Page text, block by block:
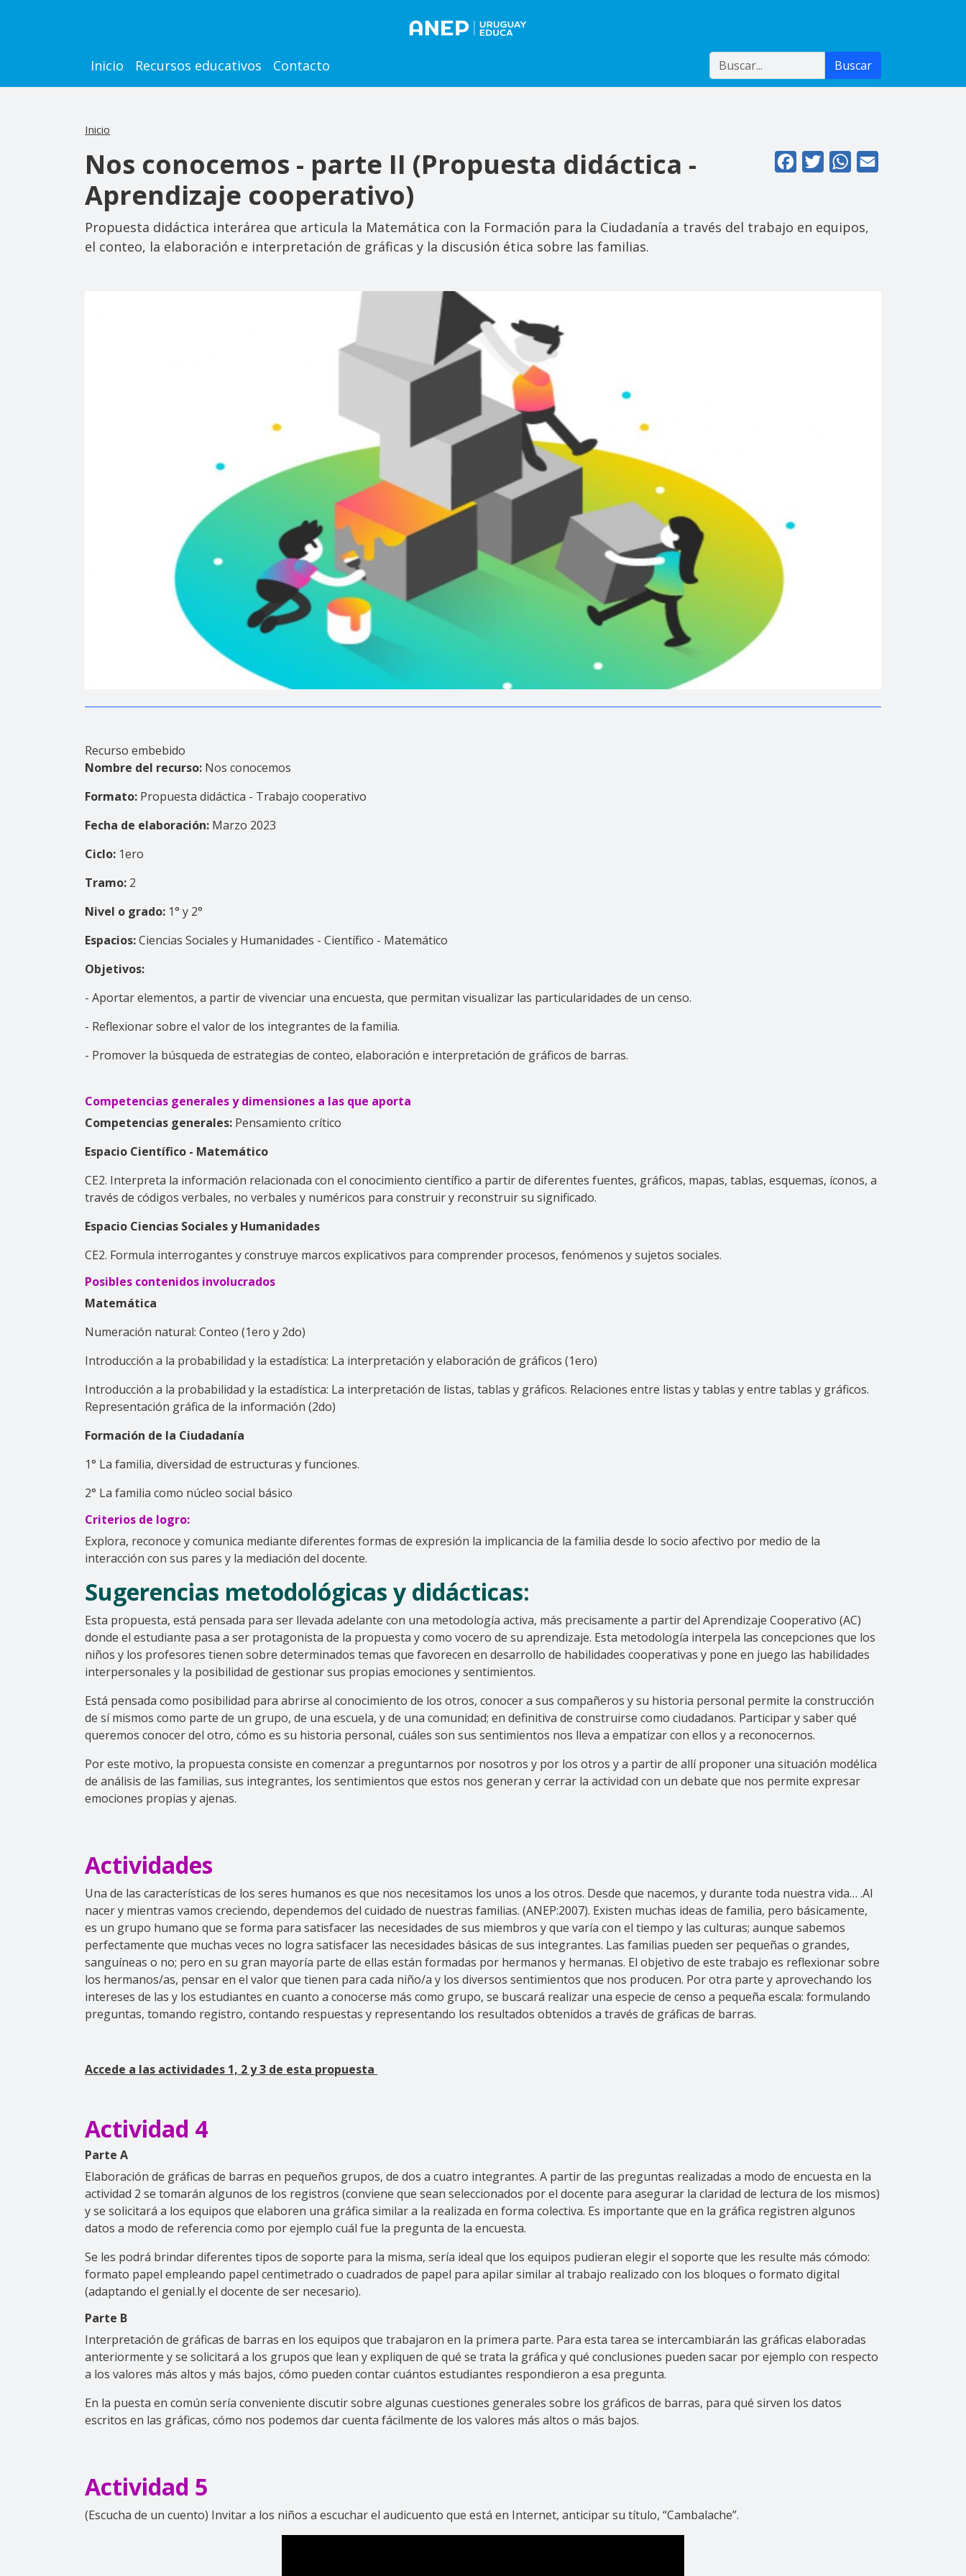
Main navigation
Inicio Recursos educativos Contacto Buscar Buscar
Inicio
FacebookTwitterWhatsApp
Nos conocemos - parte II (Propuesta didáctica -
Aprendizaje cooperativo)
Propuesta didáctica interárea que articula la Matemática con la Formación para la Ciudadanía a través del trabajo en equipos,
el conteo, la elaboración e interpretación de gráficas y la discusión ética sobre las familias.
Recurso embebido
Nombre del recurso: Nos conocemos
Formato: Propuesta didáctica - Trabajo cooperativo
Fecha de elaboración: Marzo 2023
Ciclo: 1ero
Tramo: 2
Nivel o grado: 1° y 2°
Espacios:Ciencias Sociales y Humanidades - Científico - Matemático
Objetivos:
- Aportar elementos, a partir de vivenciar una encuesta, que permitan visualizar las particularidades de un censo.
- Reflexionar sobre el valor de los integrantes de la familia.
- Promover la búsqueda de estrategias de conteo, elaboración e interpretación de gráficos de barras.
Competencias generales y dimensiones a las que aporta
Competencias generales: Pensamiento crítico
Espacio Científico - Matemático
CE2. Interpreta la información relacionada con el conocimiento científico a partir de diferentes fuentes, gráficos, mapas, tablas, esquemas, íconos, a
través de códigos verbales, no verbales y numéricos para construir y reconstruir su significado.
Espacio Ciencias Sociales y Humanidades
CE2. Formula interrogantes y construye marcos explicativos para comprender procesos, fenómenos y sujetos sociales.
Posibles contenidos involucrados
Matemática
Numeración natural: Conteo (1ero y 2do)
Introducción a la probabilidad y la estadística: La interpretación y elaboración de gráficos (1ero)
Introducción a la probabilidad y la estadística: La interpretación de listas, tablas y gráficos. Relaciones entre listas y tablas y entre tablas y gráficos.
Representación gráfica de la información (2do)
Formación de la Ciudadanía
1° La familia, diversidad de estructuras y funciones.
2° La familia como núcleo social básico
Criterios de logro:
Explora, reconoce y comunica mediante diferentes formas de expresión la implicancia de la familia desde lo socio afectivo por medio de la
interacción con sus pares y la mediación del docente.
Sugerencias metodológicas y didácticas:
Esta propuesta, está pensada para ser llevada adelante con una metodología activa, más precisamente a partir del Aprendizaje Cooperativo (AC)
donde el estudiante pasa a ser protagonista de la propuesta y como vocero de su aprendizaje. Esta metodología interpela las concepciones que los
niños y los profesores tienen sobre determinados temas que favorecen en desarrollo de habilidades cooperativas y pone en juego las habilidades
interpersonales y la posibilidad de gestionar sus propias emociones y sentimientos.
Está pensada como posibilidad para abrirse al conocimiento de los otros, conocer a sus compañeros y su historia personal permite la construcción
de sí mismos como parte de un grupo, de una escuela, y de una comunidad; en definitiva de construirse como ciudadanos. Participar y saber qué
queremos conocer del otro, cómo es su historia personal, cuáles son sus sentimientos nos lleva a empatizar con ellos y a reconocernos.
Por este motivo, la propuesta consiste en comenzar a preguntarnos por nosotros y por los otros y a partir de allí proponer una situación modélica
de análisis de las familias, sus integrantes, los sentimientos que estos nos generan y cerrar la actividad con un debate que nos permite expresar
emociones propias y ajenas.
Actividades
Una de las características de los seres humanos es que nos necesitamos los unos a los otros. Desde que nacemos, y durante toda nuestra vida… .Al
nacer y mientras vamos creciendo, dependemos del cuidado de nuestras familias. (ANEP:2007). Existen muchas ideas de familia, pero básicamente,
es un grupo humano que se forma para satisfacer las necesidades de sus miembros y que varía con el tiempo y las culturas; aunque sabemos
perfectamente que muchas veces no logra satisfacer las necesidades básicas de sus integrantes. Las familias pueden ser pequeñas o grandes,
sanguíneas o no; pero en su gran mayoría parte de ellas están formadas por hermanos y hermanas. El objetivo de este trabajo es reflexionar sobre
los hermanos/as, pensar en el valor que tienen para cada niño/a y los diversos sentimientos que nos producen. Por otra parte y aprovechando los
intereses de las y los estudiantes en cuanto a conocerse más como grupo, se buscará realizar una especie de censo a pequeña escala: formulando
preguntas, tomando registro, contando respuestas y representando los resultados obtenidos a través de gráficas de barras.
Accede a las actividades 1, 2 y 3 de esta propuesta
Actividad 4
Parte A
Elaboración de gráficas de barras en pequeños grupos, de dos a cuatro integrantes. A partir de las preguntas realizadas a modo de encuesta en la
actividad 2 se tomarán algunos de los registros (conviene que sean seleccionados por el docente para asegurar la claridad de lectura de los mismos)
y se solicitará a los equipos que elaboren una gráfica similar a la realizada en forma colectiva. Es importante que en la gráfica registren algunos
datos a modo de referencia como por ejemplo cuál fue la pregunta de la encuesta.
Se les podrá brindar diferentes tipos de soporte para la misma, sería ideal que los equipos pudieran elegir el soporte que les resulte más cómodo:
formato papel empleando papel centimetrado o cuadrados de papel para apilar similar al trabajo realizado con los bloques o formato digital
(adaptando el genial.ly el docente de ser necesario).
Parte B
Interpretación de gráficas de barras en los equipos que trabajaron en la primera parte. Para esta tarea se intercambiarán las gráficas elaboradas
anteriormente y se solicitará a los grupos que lean y expliquen de qué se trata la gráfica y qué conclusiones pueden sacar por ejemplo con respecto
a los valores más altos y más bajos, cómo pueden contar cuántos estudiantes respondieron a esa pregunta.
En la puesta en común sería conveniente discutir sobre algunas cuestiones generales sobre los gráficos de barras, para qué sirven los datos
escritos en las gráficas, cómo nos podemos dar cuenta fácilmente de los valores más altos o más bajos.
Actividad 5
(Escucha de un cuento) Invitar a los niños a escuchar el audicuento que está en Internet, anticipar su título, “Cambalache”.